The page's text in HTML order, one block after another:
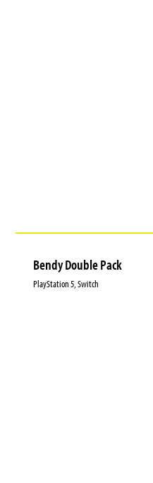
Bendy Double Pack
PlayStation 5, Switch